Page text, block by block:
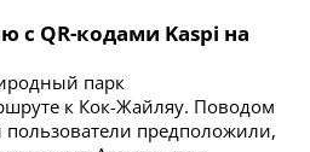
с QR-кодами Kaspi на
парк
к Кок-Жайляу. Поводом
пользователи предположили,